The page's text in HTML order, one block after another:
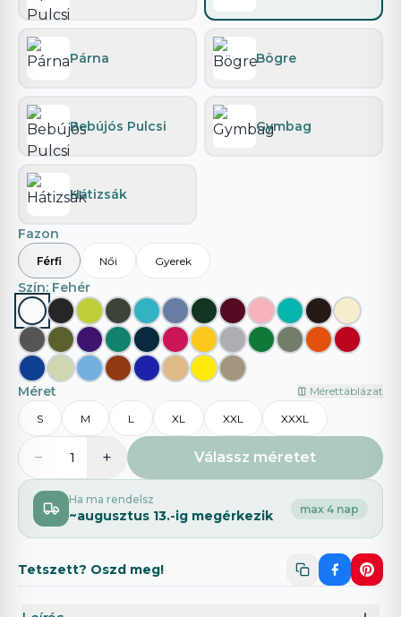
Párna Bögre
Bebújós Pulcsi Gymbag
Hátizsák
Fazon
Férfi Női Gyerek
Szín: Fehér
Méret Mérettáblázat
S M L XL XXL XXXL
− 1 + Válassz méretet
Ha ma rendelsz
~augusztus 13.-ig megérkezik max 4 nap
Tetszett? Oszd meg!